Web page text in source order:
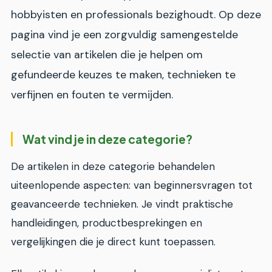
hobbyisten en professionals bezighoudt. Op deze
pagina vind je een zorgvuldig samengestelde
selectie van artikelen die je helpen om
gefundeerde keuzes te maken, technieken te
verfijnen en fouten te vermijden.
Wat vind je in deze categorie?
De artikelen in deze categorie behandelen
uiteenlopende aspecten: van beginnersvragen tot
geavanceerde technieken. Je vindt praktische
handleidingen, productbesprekingen en
vergelijkingen die je direct kunt toepassen.